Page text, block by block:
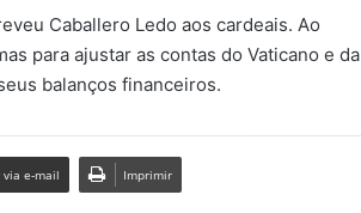
Caballero Ledo aos cardeais. Ao
para ajustar as contas do Vaticano e da
balanços financeiros.
e-mail Imprimir